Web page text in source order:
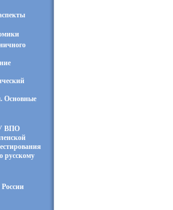
Основные
ВПО
русскому